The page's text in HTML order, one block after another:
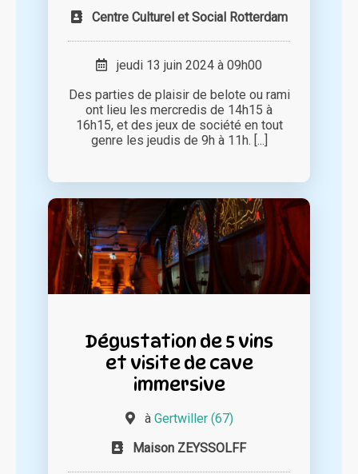
Centre Culturel et Social Rotterdam
jeudi 13 juin 2024 à 09h00
Des parties de plaisir de belote ou rami
ont lieu les mercredis de 14h15 à
16h15, et des jeux de société en tout
genre les jeudis de 9h à 11h. [...]
Dégustation de 5 vins
et visite de cave
immersive
à Gertwiller (67)
Maison ZEYSSOLFF